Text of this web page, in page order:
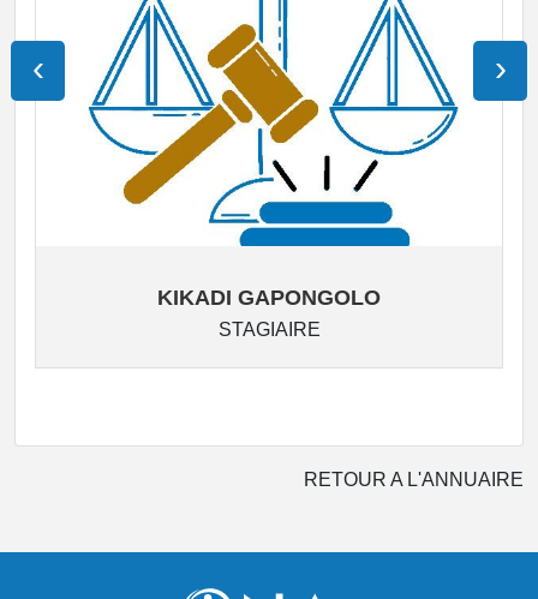
KIKADI GAPONGOLO
STAGIAIRE
‹ ›
RETOUR A L'ANNUAIRE